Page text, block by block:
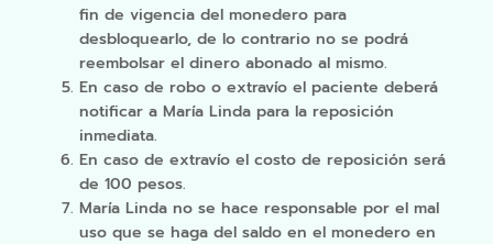
fin de vigencia del monedero para
desbloquearlo, de lo contrario no se podrá
reembolsar el dinero abonado al mismo.
En caso de robo o extravío el paciente deberá
notificar a María Linda para la reposición
inmediata.
En caso de extravío el costo de reposición será
de 100 pesos.
María Linda no se hace responsable por el mal
uso que se haga del saldo en el monedero en